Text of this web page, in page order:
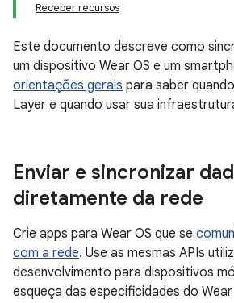
Receber recursos
Este documento descreve como
um dispositivo Wear OS e um
orientações gerais para saber
Layer e quando usar sua
Enviar e sincronizar
diretamente da rede
Crie apps para Wear OS que se
com a rede. Use as mesmas APIs
desenvolvimento para dispositivos
esqueça das especificidades do Wear